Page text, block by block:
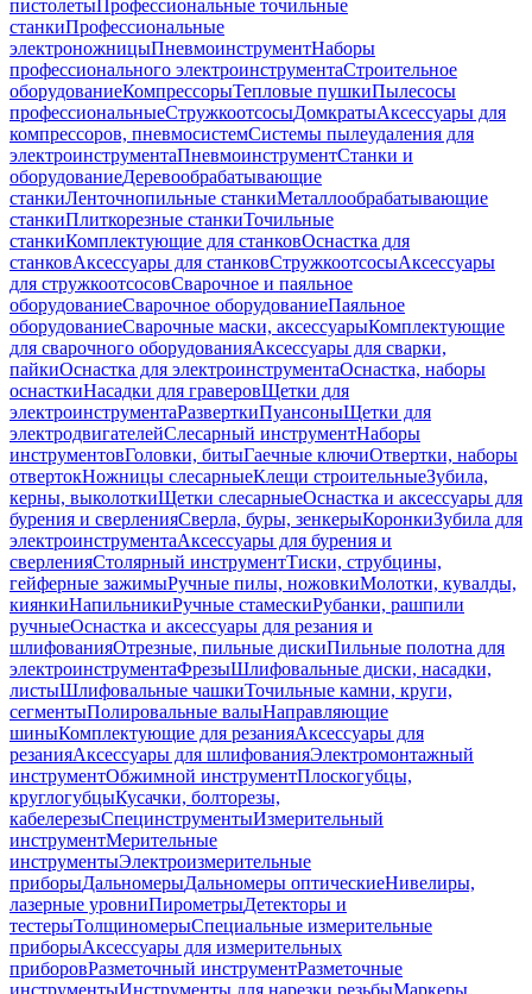
пистолетыПрофессиональные точильные
станкиПрофессиональные
электроножницыПневмоинструментНаборы
профессионального электроинструментаСтроительное
оборудованиеКомпрессорыТепловые пушкиПылесосы
профессиональныеСтружкоотсосыДомкратыАксессуары для
компрессоров, пневмосистемСистемы пылеудаления для
электроинструментаПневмоинструментСтанки и
оборудованиеДеревообрабатывающие
станкиЛенточнопильные станкиМеталлообрабатывающие
станкиПлиткорезные станкиТочильные
станкиКомплектующие для станковОснастка для
станковАксессуары для станковСтружкоотсосыАксессуары
для стружкоотсосовСварочное и паяльное
оборудованиеСварочное оборудованиеПаяльное
оборудованиеСварочные маски, аксессуарыКомплектующие
для сварочного оборудованияАксессуары для сварки,
пайкиОснастка для электроинструментаОснастка, наборы
оснасткиНасадки для граверовЩетки для
электроинструментаРазверткиПуансоныЩетки для
электродвигателейСлесарный инструментНаборы
инструментовГоловки, битыГаечные ключиОтвертки, наборы
отвертокНожницы слесарныеКлещи строительныеЗубила,
керны, выколоткиЩетки слесарныеОснастка и аксессуары для
бурения и сверленияСверла, буры, зенкерыКоронкиЗубила для
электроинструментаАксессуары для бурения и
сверленияСтолярный инструментТиски, струбцины,
гейферные зажимыРучные пилы, ножовкиМолотки, кувалды,
киянкиНапильникиРучные стамескиРубанки, рашпили
ручныеОснастка и аксессуары для резания и
шлифованияОтрезные, пильные дискиПильные полотна для
электроинструментаФрезыШлифовальные диски, насадки,
листыШлифовальные чашкиТочильные камни, круги,
сегментыПолировальные валыНаправляющие
шиныКомплектующие для резанияАксессуары для
резанияАксессуары для шлифованияЭлектромонтажный
инструментОбжимной инструментПлоскогубцы,
круглогубцыКусачки, болторезы,
кабелерезыСпецинструментыИзмерительный
инструментМерительные
инструментыЭлектроизмерительные
приборыДальномерыДальномеры оптическиеНивелиры,
лазерные уровниПирометрыДетекторы и
тестерыТолщиномерыСпециальные измерительные
приборыАксессуары для измерительных
приборовРазметочный инструментРазметочные
инструментыИнструменты для нарезки резьбыМаркеры,